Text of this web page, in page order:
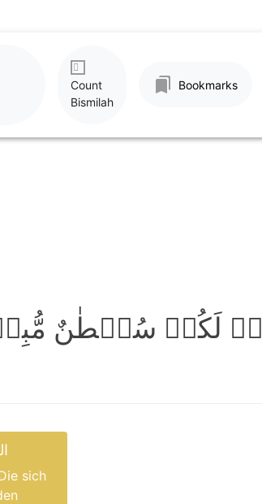
Count
Bismilah
Bookmarks
اَمۡ لَکُمۡ سُلۡطٰنٌ مُّبِیۡنٌ
sich